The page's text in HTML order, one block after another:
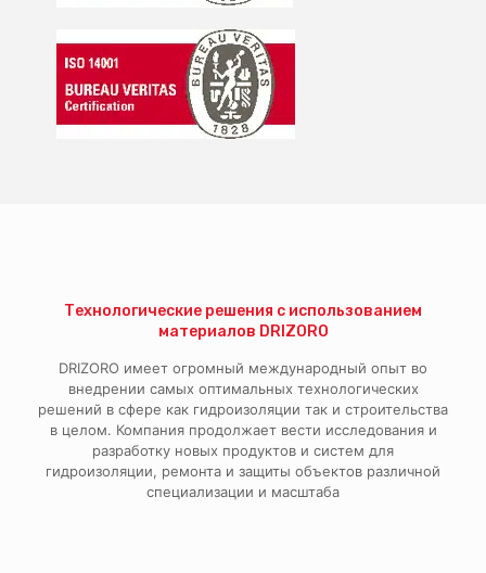
Технологические решения с использованием
материалов DRIZORO
DRIZORO имеет огромный международный опыт во
внедрении самых оптимальных технологических
решений в сфере как гидроизоляции так и строительства
в целом. Компания продолжает вести исследования и
разработку новых продуктов и систем для
гидроизоляции, ремонта и защиты объектов различной
специализации и масштаба